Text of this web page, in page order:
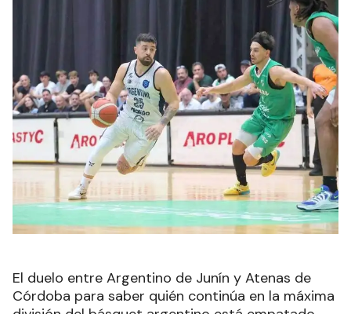
El duelo entre Argentino de Junín y Atenas de
Córdoba para saber quién continúa en la máxima